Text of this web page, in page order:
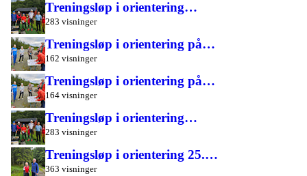
Treningsløp i orientering…
283 visninger
Treningsløp i orientering på…
162 visninger
Treningsløp i orientering på…
164 visninger
Treningsløp i orientering…
283 visninger
Treningsløp i orientering 25.…
363 visninger